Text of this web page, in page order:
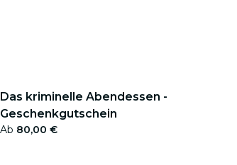
Das kriminelle Abendessen -
Geschenkgutschein
Ab 80,00 €